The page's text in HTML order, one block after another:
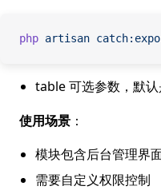
php artisan
table 可选参数，默认
使用场景 ：
模块包含后台管理界
需要自定义权限控制